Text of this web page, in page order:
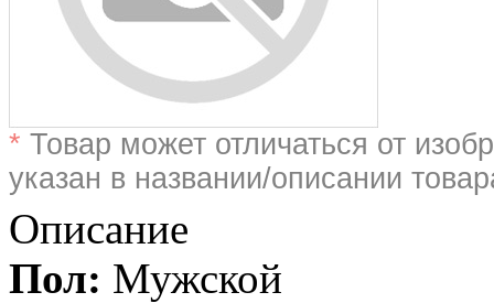
* Товар может отличаться от
указан в названии/описании
Описание
Пол: Мужской